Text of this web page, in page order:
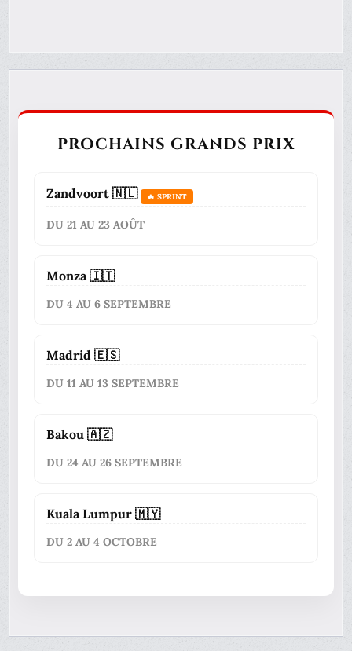
PROCHAINS GRANDS PRIX
Zandvoort 🇳🇱 🔥 SPRINT
DU 21 AU 23 AOÛT
Monza 🇮🇹
DU 4 AU 6 SEPTEMBRE
Madrid 🇪🇸
DU 11 AU 13 SEPTEMBRE
Bakou 🇦🇿
DU 24 AU 26 SEPTEMBRE
Kuala Lumpur 🇲🇾
DU 2 AU 4 OCTOBRE